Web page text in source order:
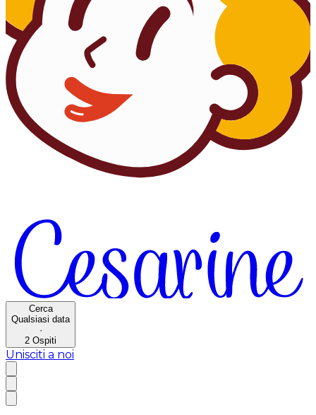
Cerca
Qualsiasi data
·
2 Ospiti
Unisciti a noi